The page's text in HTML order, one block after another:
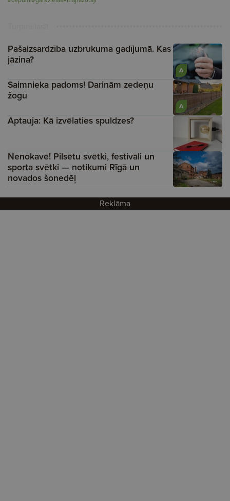
A
Pašaizsardzība uzbrukuma gadījumā. Kas
jāzina?
A
Saimnieka padoms! Darinām zedeņu
žogu
Aptauja: Kā izvēlaties spuldzes?
Nenokavē! Pilsētu svētki, festivāli un
sporta svētki — notikumi Rīgā un
novados šonedēļ
Reklāma